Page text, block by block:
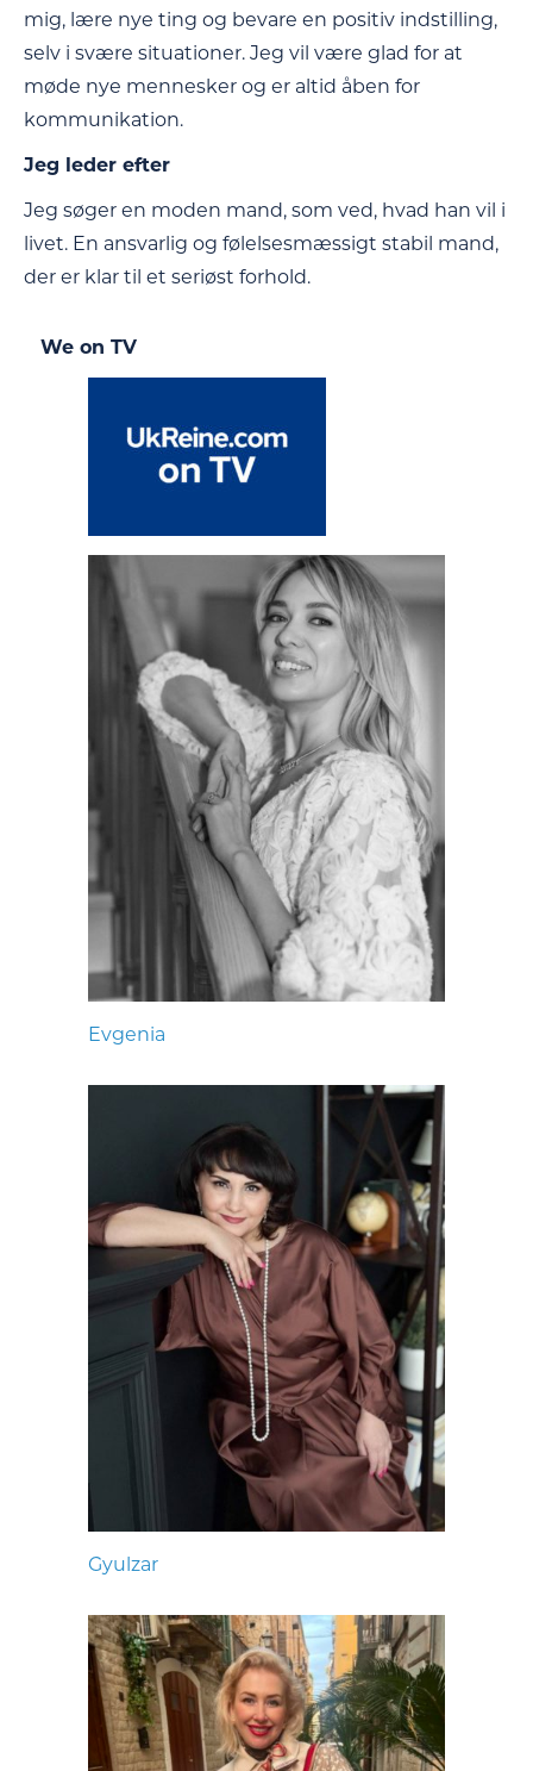
mig, lære nye ting og bevare en positiv indstilling,
selv i svære situationer. Jeg vil være glad for at
møde nye mennesker og er altid åben for
kommunikation.
Jeg leder efter
Jeg søger en moden mand, som ved, hvad han vil i
livet. En ansvarlig og følelsesmæssigt stabil mand,
der er klar til et seriøst forhold.
We on TV
Evgenia
Gyulzar